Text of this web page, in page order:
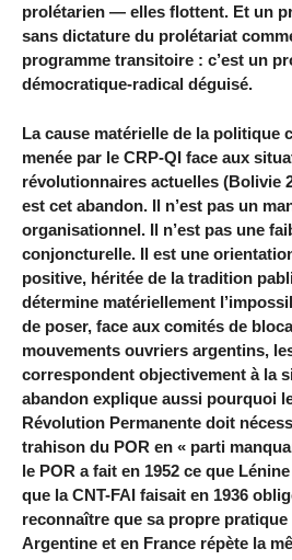
prolétarien — elles flottent. Et un
sans dictature du prolétariat
programme transitoire : c’est un
démocratique-radical déguisé.
La cause matérielle de la politique
menée par le CRP-QI face aux
révolutionnaires actuelles (Bolivie
est cet abandon. Il n’est pas un
organisationnel. Il n’est pas une
conjoncturelle. Il est une
positive, héritée de la tradition
détermine matériellement
de poser, face aux comités de
mouvements ouvriers argentins,
correspondent objectivement à la
abandon explique aussi pourquoi
Révolution Permanente doit
trahison du POR en « parti
le POR a fait en 1952 ce que
que la CNT-FAI faisait en 1936
reconnaître que sa propre
Argentine et en France répète la